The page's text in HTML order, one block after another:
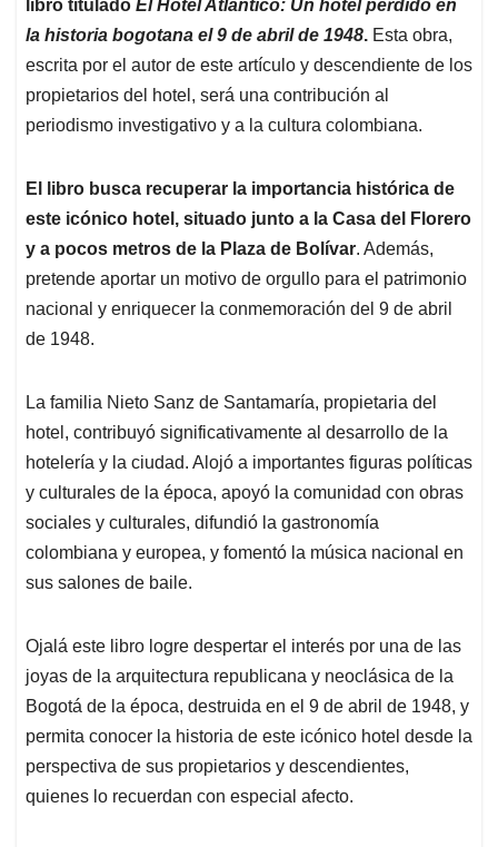
libro titulado El Hotel Atlántico: Un hotel perdido en
la historia bogotana el 9 de abril de 1948. Esta obra,
escrita por el autor de este artículo y descendiente de los
propietarios del hotel, será una contribución al
periodismo investigativo y a la cultura colombiana.
El libro busca recuperar la importancia histórica de
este icónico hotel, situado junto a la Casa del Florero
y a pocos metros de la Plaza de Bolívar. Además,
pretende aportar un motivo de orgullo para el patrimonio
nacional y enriquecer la conmemoración del 9 de abril
de 1948.
La familia Nieto Sanz de Santamaría, propietaria del
hotel, contribuyó significativamente al desarrollo de la
hotelería y la ciudad. Alojó a importantes figuras políticas
y culturales de la época, apoyó la comunidad con obras
sociales y culturales, difundió la gastronomía
colombiana y europea, y fomentó la música nacional en
sus salones de baile.
Ojalá este libro logre despertar el interés por una de las
joyas de la arquitectura republicana y neoclásica de la
Bogotá de la época, destruida en el 9 de abril de 1948, y
permita conocer la historia de este icónico hotel desde la
perspectiva de sus propietarios y descendientes,
quienes lo recuerdan con especial afecto.